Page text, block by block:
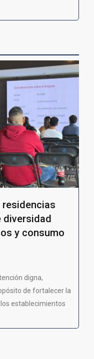
residencias
diversidad
y consumo
digna,
de fortalecer la
establecimientos